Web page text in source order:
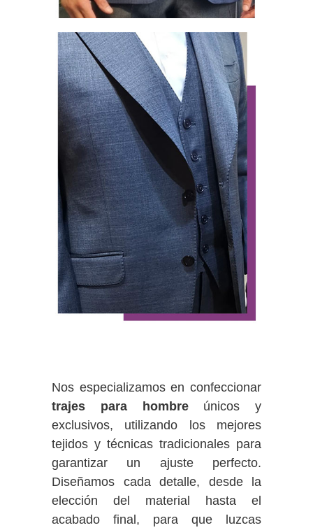
Nos especializamos en confeccionar
trajes para hombreúnicos y
exclusivos, utilizando los mejores
tejidos y técnicas tradicionales para
garantizar un ajuste perfecto.
Diseñamos cada detalle, desde la
elección del material hasta el
acabado final, para que luzcas